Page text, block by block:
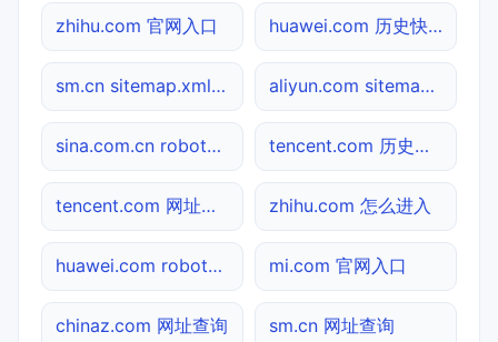
zhihu.com 官网入口 huawei.com 历史快照
sm.cn sitemap.xml检测 aliyun.com sitemap.xml检测
sina.com.cn robots.txt检测 tencent.com 历史快照
tencent.com 网址查询 zhihu.com 怎么进入
huawei.com robots.txt检测 mi.com 官网入口
chinaz.com 网址查询 sm.cn 网址查询